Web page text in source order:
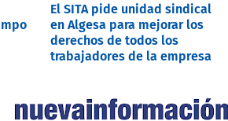
El SITA pide unidad sindical
en Algesa para mejorar los
derechos de todos los
trabajadores de la empresa